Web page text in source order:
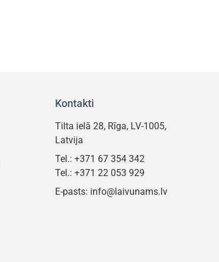
Kontakti
Tilta ielā 28, Rīga, LV-1005,
Latvija
Tel.:+371 67 354 342
Tel.:+371 22 053 929
E-pasts: info@laivunams.lv